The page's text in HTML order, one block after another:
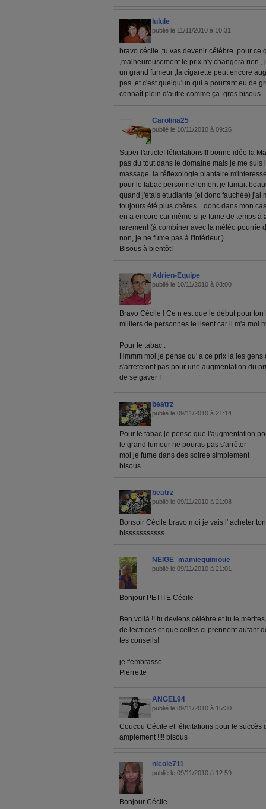
lulule
publié le 11/11/2010 à 10:31
bravo cécile ,tu vas devenir célèbre ,pour ce
,malheureusement le prix n'y changera rien
un grand fumeur ,la cigarette peut encore
pas ,et c'est quelqu'un qui a pourtant eu de
connaît plein d'autre comme ça .gros bisous.
Carolina25
publié le 10/11/2010 à 09:26
Super l'article! félicitations!!! bonne idée la
pas du tout dans le domaine mais je me suis
massage. la réflexologie plantaire
pour le tabac personnellement je fumait
quand j'étais étudiante (et donc fauchée) j'ai
toujours été plus chères... donc dans mon
en a encore car même si je fume de temps à
rarement (à combiner avec la météo pourrie
non, je ne fume pas à l'intérieur.)
Bisous à bientôt!
Adrien-Equipe
publié le 10/11/2010 à 08:00
Bravo Cécile ! Ce n est que le début pour
milliers de personnes le lisent car il m'a moi
Pour le tabac :
Hmmm moi je pense qu' a ce prix là les
s'arreteront pas pour une augmentation du
de se gaver !
beatrz
publié le 09/11/2010 à 21:14
Pour le tabac je pense que l'augmentation
le grand fumeur ne pouras pas s'arrêter
moi je fume dans des soireé simplement
bisous
beatrz
publié le 09/11/2010 à 21:08
Bonsoir Cécile bravo moi je vais l' acheter
bisssssssssss
NEIGE_mamiequimoue
publié le 09/11/2010 à 21:01
Bonjour PETITE Cécile
Ben voilà !! tu deviens célèbre et tu le
de lectrices et que celles ci prennent autant
tes conseils!
je t'embrasse
Pierrette
ANGEL94
publié le 09/11/2010 à 15:30
Coucou Cécile et félicitations pour le succès
amplement !!!! bisous
nicole711
publié le 09/11/2010 à 12:59
Bonjour Cécile